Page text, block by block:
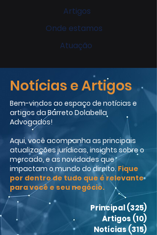
Atuação
Artigos
Onde estamos
Notícias e Artigos
Bem-vindos ao espaço de notícias e
artigos da Barreto Dolabella
Advogados!
Aqui, você acompanha as principais
atualizações jurídicas, insights sobre o
mercado, e as novidades que
impactam o mundo do direito. Fique
por dentro de tudo que é relevante
para você e seu negócio.
Principal(325)
Artigos (10)
Notícias (315)